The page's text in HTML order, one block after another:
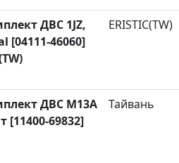
ДВС 1JZ,
[04111-46060]
ERISTIC(TW)
ДВС M13A
[11400-69832]
Тайвань